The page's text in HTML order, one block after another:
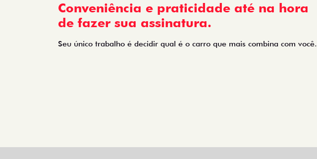
Conveniência e praticidade até na hora
de fazer sua assinatura.
Seu único trabalho é decidir qual é o carro que mais combina com você.